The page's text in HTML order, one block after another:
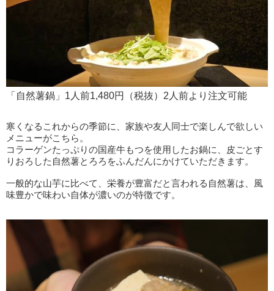
「自然薯鍋」1人前1,480円（税抜）2人前より注文可能
寒くなるこれからの季節に、家族や友人同士で楽しんで欲しい
メニューがこちら。
コラーゲンたっぷりの国産牛もつを使用したお鍋に、皮ごとす
りおろした自然薯とろろをふんだんにかけていただきます。
一般的な山芋に比べて、栄養が豊富だと言われる自然薯は、風
味豊かで味わい自体が濃いのが特徴です。